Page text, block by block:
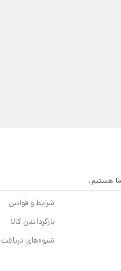
شرایط و قوانین
بازگرداندن کالا
شیوه‌های دریافت